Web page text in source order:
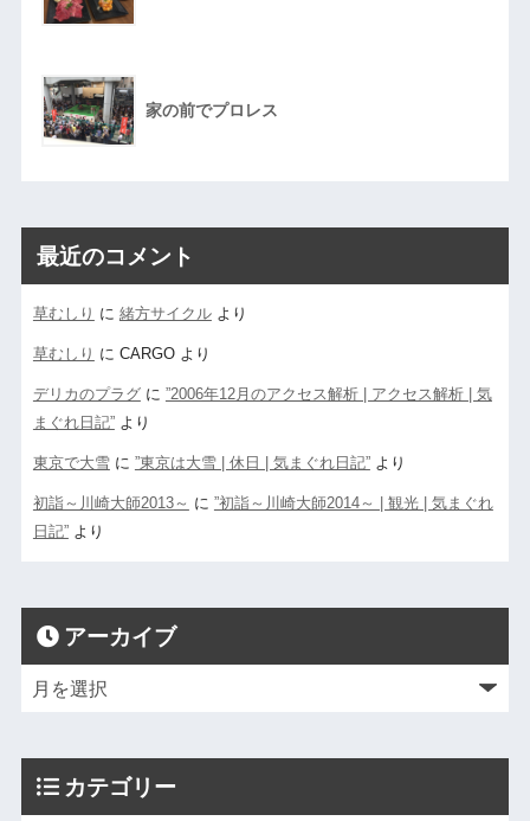
家の前でプロレス
最近のコメント
草むしり に 緒方サイクルより
草むしり に CARGOより
デリカのプラグに ”2006年12月のアクセス解析 | アクセス解析 | 気
まぐれ日記”より
東京で大雪に ”東京は大雪 | 休日 | 気まぐれ日記”より
初詣～川崎大師2013～ に ”初詣～川崎大師2014～ | 観光 | 気まぐれ
日記”より
アーカイブ
カテゴリー